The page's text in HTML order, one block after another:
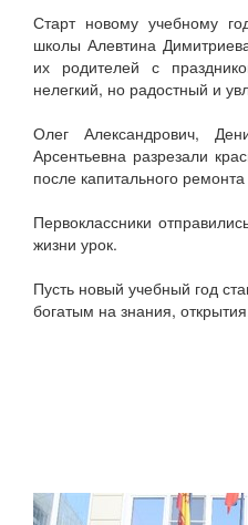
Старт новому учебному
школы Алевтина
их родителей с
нелегкий, но радостный и
Олег Александрович,
Арсентьевна разрезали
после капитального
Первоклассники
жизни урок.
Пусть новый учебный год
богатым на знания,